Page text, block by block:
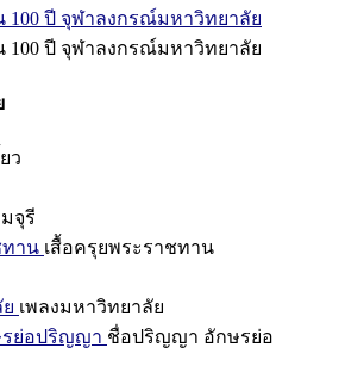
100 ปี จุฬาลงกรณ์มหาวิทยาลัย
100 ปี จุฬาลงกรณ์มหาวิทยาลัย
ว
จุรี
ทาน เสื้อครุยพระราชทาน
เพลงมหาวิทยาลัย
ย่อปริญญา ชื่อปริญญา อักษรย่อ